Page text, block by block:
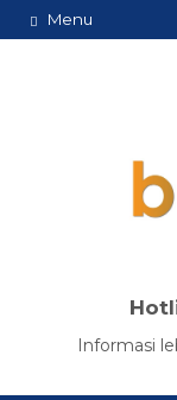
Menu
Informasi